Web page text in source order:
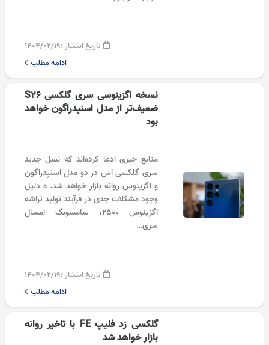
تاریخ انتشار :۱۴۰۴/۰۲/۱۹
ادامه مطلب
نسخه اگزینوسی سری گلکسی S26
ضعیف‌تر از مدل اسنپدراگون خواهد
بود
منابع خبری ادعا کرده‌اند که نسل جدید
سری گلکسی اس در دو مدل اسنپدراگون
و اگزینوس روانه بازار خواهد شد. ه دلیل
وجود مشکلات جدی در فرآیند تولید تراشه
اگزینوس ۲۵۰۰، سامسونگ امسال
سری…
تاریخ انتشار :۱۴۰۴/۰۲/۱۹
ادامه مطلب
گلکسی زد فلیپ FE با تاخیر روانه
بازار خواهد شد